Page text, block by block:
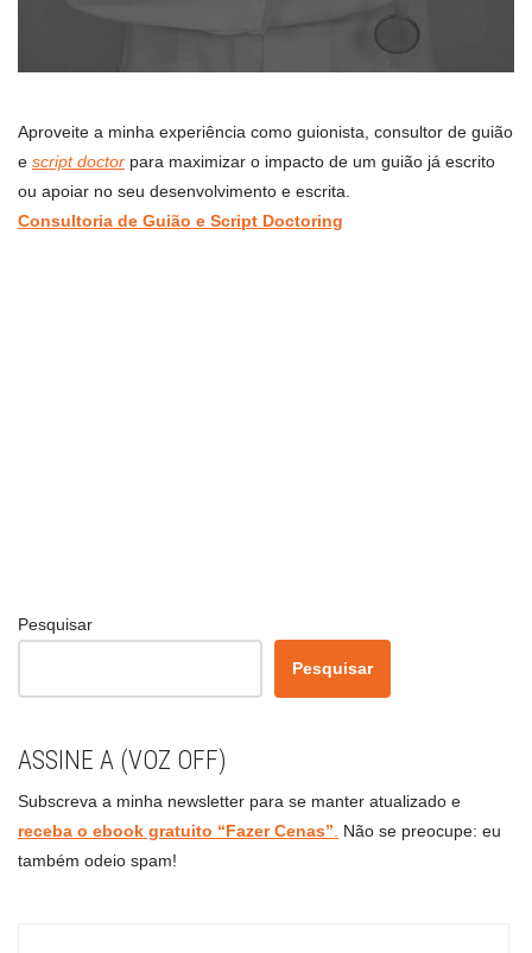
Aproveite a minha experiência como guionista, consultor de guião
e script doctor para maximizar o impacto de um guião já escrito
ou apoiar no seu desenvolvimento e escrita.
Consultoria de Guião e Script Doctoring
Pesquisar
Pesquisar
ASSINE A (VOZ OFF)
Subscreva a minha newsletter para se manter atualizado e
receba o ebook gratuito “Fazer Cenas”
Não se preocupe: eu
também odeio spam!